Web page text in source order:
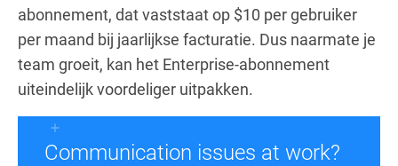
abonnement, dat vaststaat op $10 per gebruiker
per maand bij jaarlijkse facturatie. Dus naarmate je
team groeit, kan het Enterprise-abonnement
uiteindelijk voordeliger uitpakken.
Communication issues at work?